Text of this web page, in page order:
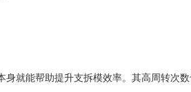
就能帮助提升支拆模效率。其高周转次数